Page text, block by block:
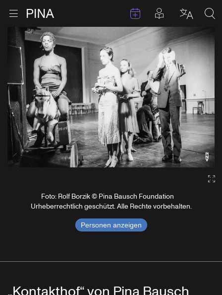
Zum Inhalt springen
Menu öffnen TermineBeiträge in
Foto: Rolf Borzik © Pina Bausch Foundation
Urheberrechtlich geschützt. Alle Rechte vorbehalten.
Personen anzeigen